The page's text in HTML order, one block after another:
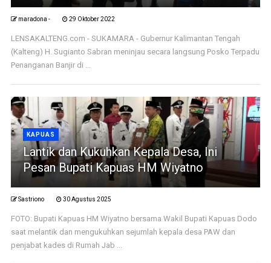
maradona - 29 Oktober 2022
LENSAKALTENG.com - SUKAMARA - Gubernur Kalimantan Tengah
(Kalteng) H. Sugianto Sabran meninjau secara langsung Posko Terpadu
Penanganan Banjir di ...
KAPUAS
Lantik dan Kukuhkan Kepala Desa, Ini
Pesan Bupati Kapuas HM Wiyatno
Sastriono 30 Agustus 2025
FOTO: Bupati Kapuas HM Wiyatno bersama Wakil Bupati Kapuas Dodo
saat melantik dan mengukuhkan sejumlah kepala desa PAW dan
penjabat kades di Rumah Jab ...